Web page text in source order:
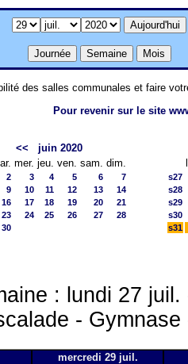
des salles communales et faire
Pour revenir sur le site
<<
juin 2020
mer. jeu. ven. sam. dim.
2 3 4 5 6
7
9 10 11 12 13
14
16 17 18 19 20
21
23 24 25 26 27
28
30
s27
s28
s29
s30
s31
: lundi 27
-
mercredi 29 juil.